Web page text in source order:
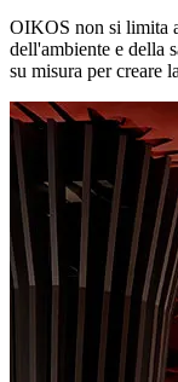
OIKOS non si limita
dell'ambiente e della
su misura per creare